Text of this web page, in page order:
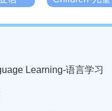
Learning-语言学习